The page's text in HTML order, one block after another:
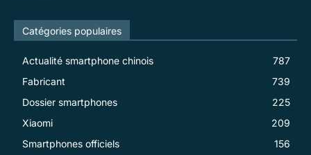
Catégories populaires
Actualité smartphone chinois
787
Fabricant
739
Dossier smartphones
225
Xiaomi
209
Smartphones officiels
156